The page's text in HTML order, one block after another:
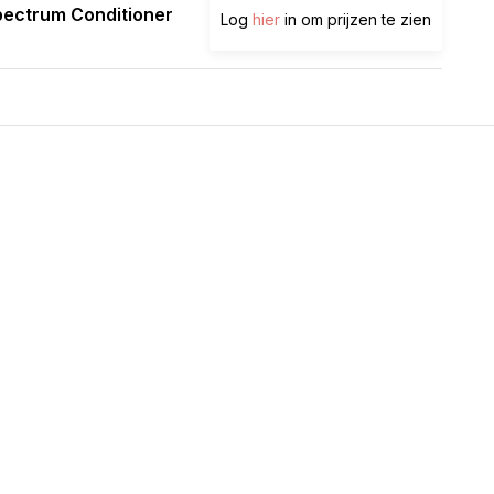
Conditioner Log hierin om prijzen te zien